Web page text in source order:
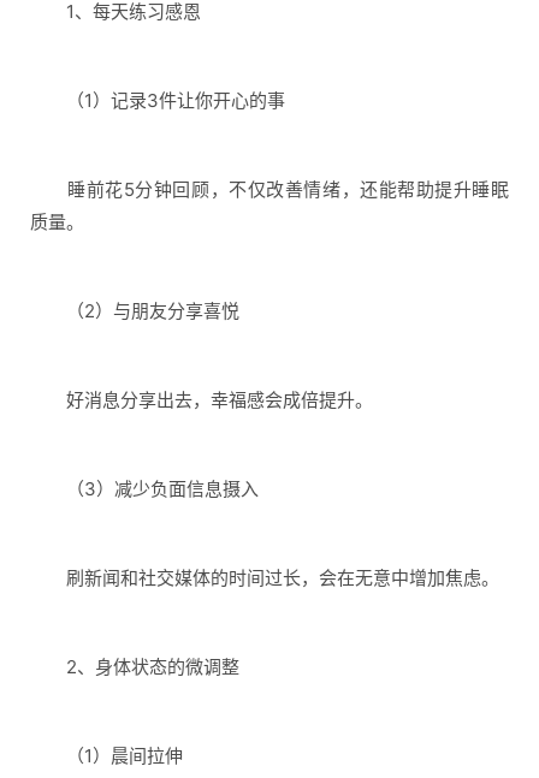
1、每天练习感恩
（1）记录3件让你开心的事
睡前花5分钟回顾，不仅改善情绪，还能帮助提升睡眠
质量。
（2）与朋友分享喜悦
好消息分享出去，幸福感会成倍提升。
（3）减少负面信息摄入
刷新闻和社交媒体的时间过长，会在无意中增加焦虑。
2、身体状态的微调整
（1）晨间拉伸